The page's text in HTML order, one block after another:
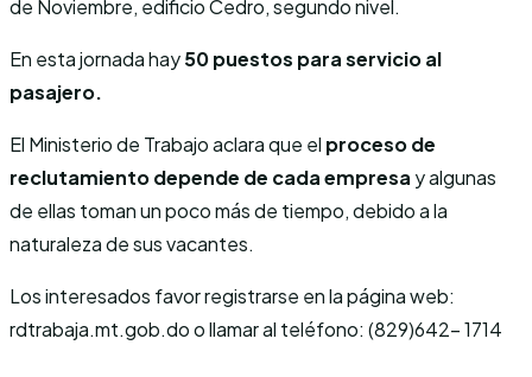
de Noviembre, edificio Cedro, segundo nivel.
En esta jornada hay50 puestos paraservicio al
pasajero.
El Ministerio de Trabajo aclara que el proceso de
reclutamiento depende de cada empresa y algunas
de ellas toman un poco más de tiempo, debido a la
naturaleza de sus vacantes.
Los interesados favor registrarse en la página web:
rdtrabaja.mt.gob.do o llamar al teléfono: (829)642- 1714